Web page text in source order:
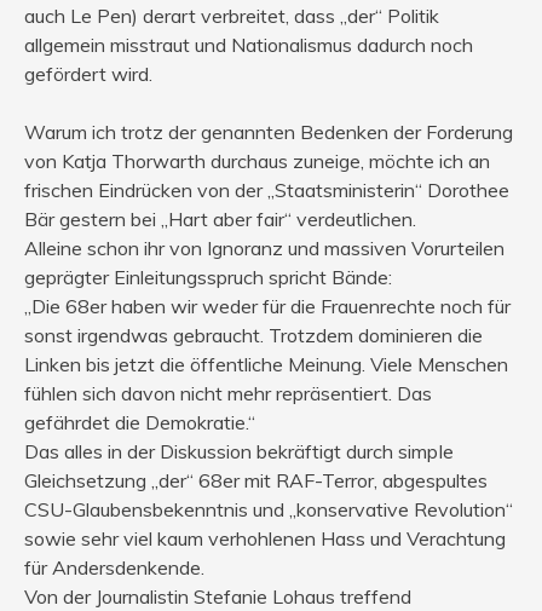
auch Le Pen) derart verbreitet, dass „der“ Politik
allgemein misstraut und Nationalismus dadurch noch
gefördert wird.
Warum ich trotz der genannten Bedenken der Forderung
von Katja Thorwarth durchaus zuneige, möchte ich an
frischen Eindrücken von der „Staatsministerin“ Dorothee
Bär gestern bei „Hart aber fair“ verdeutlichen.
Alleine schon ihr von Ignoranz und massiven Vorurteilen
geprägter Einleitungsspruch spricht Bände:
„Die 68er haben wir weder für die Frauenrechte noch für
sonst irgendwas gebraucht. Trotzdem dominieren die
Linken bis jetzt die öffentliche Meinung. Viele Menschen
fühlen sich davon nicht mehr repräsentiert. Das
gefährdet die Demokratie.“
Das alles in der Diskussion bekräftigt durch simpIe
Gleichsetzung „der“ 68er mit RAF-Terror, abgespultes
CSU-Glaubensbekenntnis und „konservative Revolution“
sowie sehr viel kaum verhohlenen Hass und Verachtung
für Andersdenkende.
Von der Journalistin Stefanie Lohaus treffend